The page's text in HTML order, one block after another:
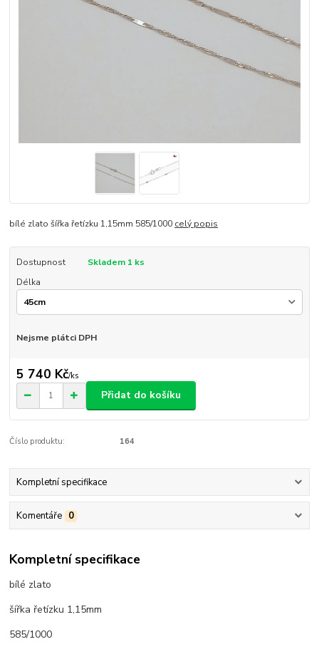
bílé zlato šířka řetízku 1,15mm 585/1000 celý popis
Dostupnost
Skladem 1 ks
Délka
Nejsme plátci DPH
5 740 Kč/ks
Přidat do košíku
Číslo produktu: 164
Kompletní specifikace
Komentáře 0
Kompletní specifikace
bílé zlato
šířka řetízku 1,15mm
585/1000